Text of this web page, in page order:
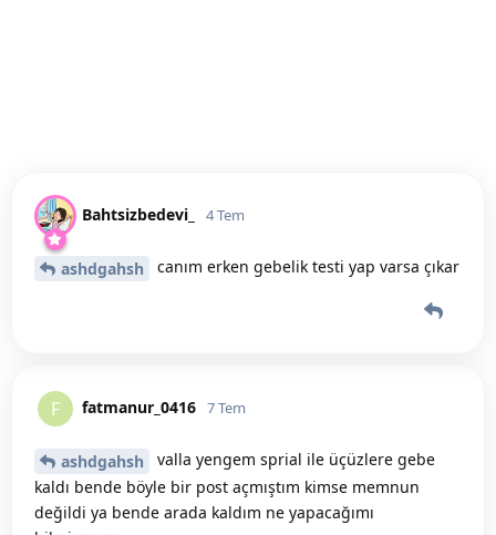
Bahtsizbedevi_ 4 Tem
ashdgahsh canım erken gebelik testi yap varsa çıkar
F fatmanur_0416 7 Tem
ashdgahsh
valla yengem sprial ile üçüzlere gebe
kaldı bende böyle bir post açmıştım kimse memnun
değildi ya bende arada kaldım ne yapacağımı